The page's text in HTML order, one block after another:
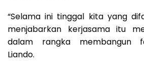
“Selama ini tinggal kita yang
menjabarkan kerjasama itu
dalam rangka membangun
Liando.